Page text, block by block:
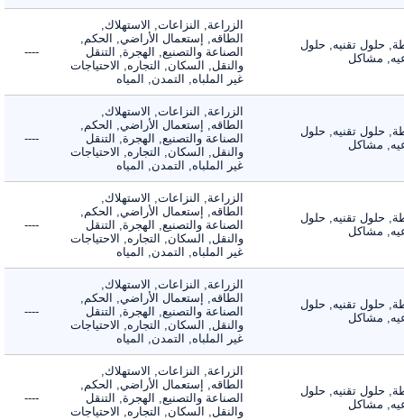
حلول تقنيه, حلول
مشاكل
الزراعة, النزاعات, الاستهلاك,
الطاقه, إستعمال الأراضي, الحكم,
الصناعة والتصنيع, الهجرة, التنقل
والنقل, السكان, التجاره, الاحتياجات
غير الملباه, التمدن, المياه
----
حلول تقنيه, حلول
مشاكل
الزراعة, النزاعات, الاستهلاك,
الطاقه, إستعمال الأراضي, الحكم,
الصناعة والتصنيع, الهجرة, التنقل
والنقل, السكان, التجاره, الاحتياجات
غير الملباه, التمدن, المياه
----
حلول تقنيه, حلول
مشاكل
الزراعة, النزاعات, الاستهلاك,
الطاقه, إستعمال الأراضي, الحكم,
الصناعة والتصنيع, الهجرة, التنقل
والنقل, السكان, التجاره, الاحتياجات
غير الملباه, التمدن, المياه
----
حلول تقنيه, حلول
مشاكل
الزراعة, النزاعات, الاستهلاك,
الطاقه, إستعمال الأراضي, الحكم,
الصناعة والتصنيع, الهجرة, التنقل
والنقل, السكان, التجاره, الاحتياجات
غير الملباه, التمدن, المياه
----
حلول تقنيه, حلول
مشاكل
الزراعة, النزاعات, الاستهلاك,
الطاقه, إستعمال الأراضي, الحكم,
الصناعة والتصنيع, الهجرة, التنقل
والنقل, السكان, التجاره, الاحتياجات
----